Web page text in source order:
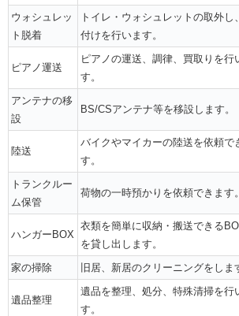
ウォシュレッ
ト脱着
トイレ・ウォシュレットの取外し
付けを行います。
ピアノ運送
ピアノの運送、調律、買取りを行
す。
アンテナの移
設
BS/CSアンテナ等を移設します。
陸送
バイクやマイカーの陸送を依頼で
す。
トランクルー
ム保管
荷物の一時預かりを依頼できます。
ハンガーBOX
衣類を簡単に収納・搬送できる
を貸し出します。
家の掃除 旧居、新居のクリーニングをしま
遺品整理
遺品を整理、処分、特殊清掃を行
す。